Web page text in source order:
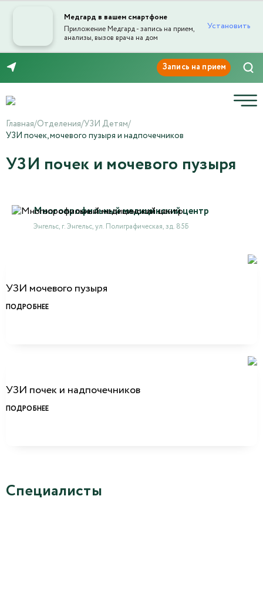
Медгард в вашем смартфоне
Приложение Медгард - запись на прием,
анализы, вызов врача на дом
Установить
Главная/Отделения/УЗИ Детям/
УЗИ почек, мочевого пузыря и надпочечников
УЗИ почек и мочевого пузыря
Многопрофильный медицинский центр
Энгельс, г. Энгельс, ул. Полиграфическая, зд. 85Б
УЗИ мочевого пузыря
ПОДРОБНЕЕ
УЗИ почек и надпочечников
ПОДРОБНЕЕ
Специалисты